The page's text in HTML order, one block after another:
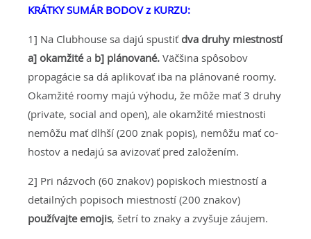
KRÁTKY SUMÁR BODOV z KURZU:
1] Na Clubhouse sa dajú spustiť dva druhy miestností
a] okamžitéa b] plánované. Väčšina spôsobov
propagácie sa dá aplikovať iba na plánované roomy.
Okamžité roomy majú výhodu, že môže mať 3 druhy
(private, social and open), ale okamžité miestnosti
nemôžu mať dlhší (200 znak popis), nemôžu mať co-
hostov a nedajú sa avizovať pred založením.
2] Pri názvoch (60 znakov) popiskoch miestností a
detailných popisoch miestností (200 znakov)
používajte emojis, šetrí to znaky a zvyšuje záujem.